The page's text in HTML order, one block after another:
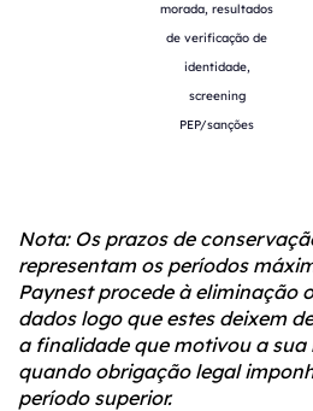
morada, resultados
de verificação de
identidade,
screening
PEP/sanções
Nota: Os prazos de
representam os períodos
Paynest procede à eliminação
dados logo que estes deixem
a finalidade que motivou a sua
quando obrigação legal
período superior.